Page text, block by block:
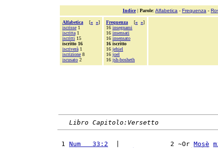
Indice| Parole: Alfabetica - Frequenza -
Alfabetica [« »]
iscrisse 1
iscritta 1
iscritti 15
iscritto 16
iscriverà 1
iscrizione 8
iscusato 2
Frequenza [« »]
16 insegnami
16 insensati
16 insensato
16 iscritto
16 jehiel
16 joel
16 jsh-bosheth
Libro Capitolo:Versetto
1 Num   33:2
  |             2 ~Or
Mosè